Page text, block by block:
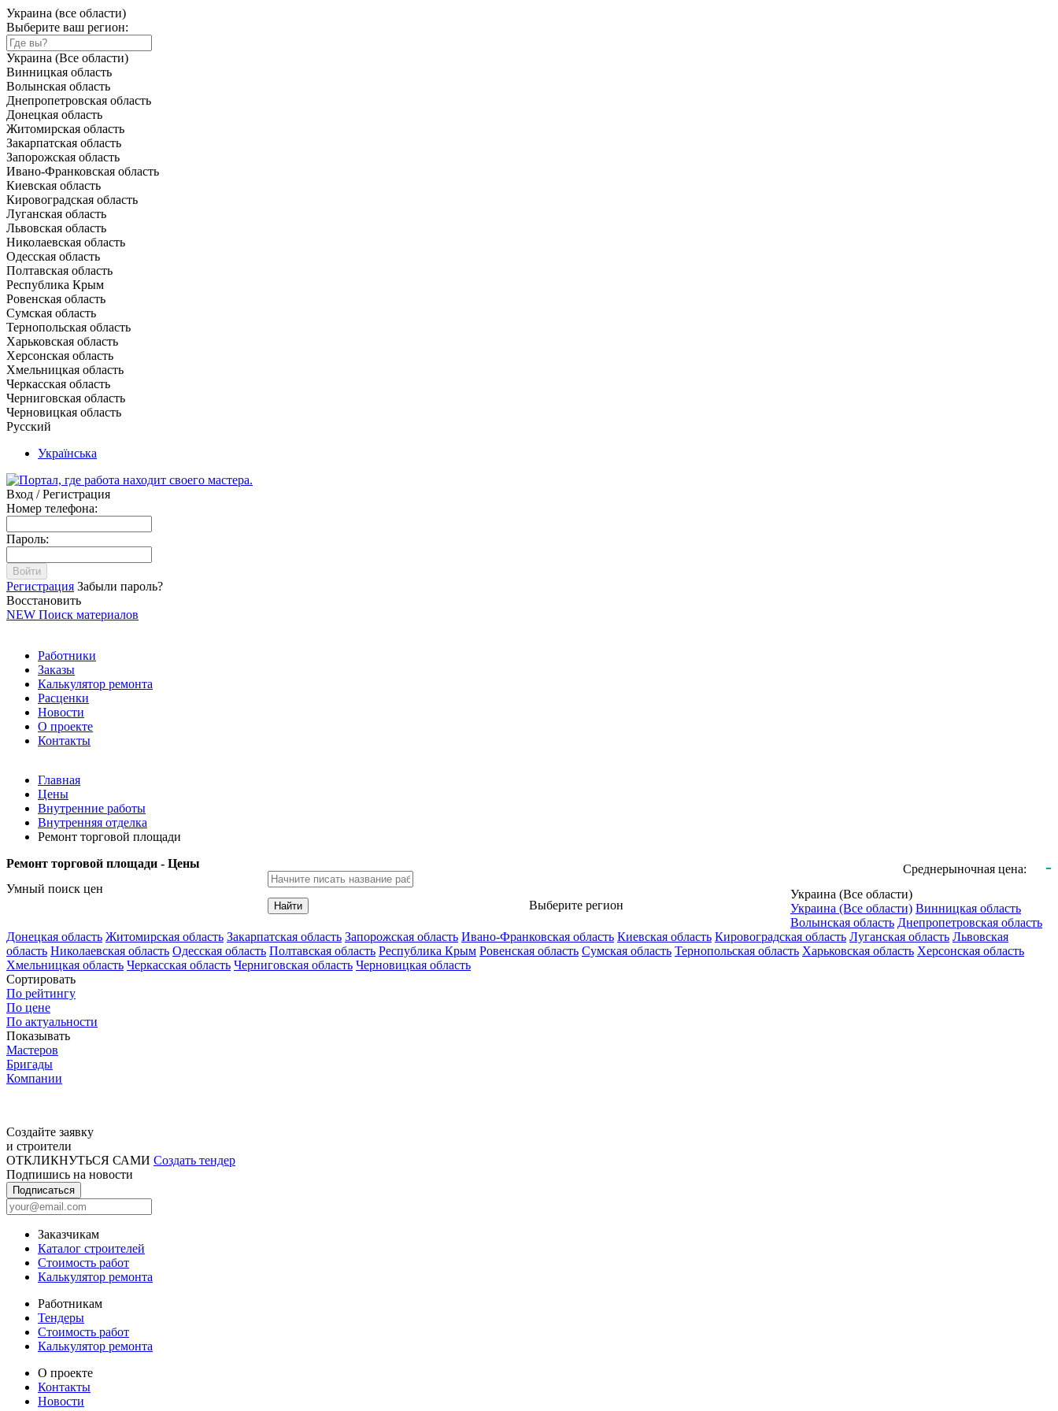
Украина (все области)
Выберите ваш регион:
Украина (Все области)
Винницкая область
Волынская область
Днепропетровская область
Донецкая область
Житомирская область
Закарпатская область
Запорожская область
Ивано-Франковская область
Киевская область
Кировоградская область
Луганская область
Львовская область
Николаевская область
Одесская область
Полтавская область
Республика Крым
Ровенская область
Сумская область
Тернопольская область
Харьковская область
Херсонская область
Хмельницкая область
Черкасская область
Черниговская область
Черновицкая область
Русский
Українська
Вход / Регистрация
Номер телефона:
Пароль:
Войти
Регистрация Забыли пароль?
Восстановить
NEW Поиск материалов
Работники
Заказы
Калькулятор ремонта
Расценки
Новости
О проекте
Контакты
Главная
Цены
Внутренние работы
Внутренняя отделка
Ремонт торговой площади
Ремонт торговой площади - Цены
Среднерыночная цена: -
Умный поиск цен
Найти Выберите регион
Украина (Все области)
Украина (Все области) Винницкая область
Волынская область Днепропетровская область
Донецкая область Житомирская область Закарпатская область Запорожская область Ивано-Франковская область Киевская область Кировоградская область Луганская область Львовская
область Николаевская область Одесская область Полтавская область Республика Крым Ровенская область Сумская область Тернопольская область Харьковская область Херсонская область
Хмельницкая область Черкасская область Черниговская область Черновицкая область
Сортировать
По рейтингу
По цене
По актуальности
Показывать
Мастеров
Бригады
Компании
Создайте заявку
и строители
ОТКЛИКНУТЬСЯ САМИ Создать тендер
Подпишись на новости
Подписаться
Заказчикам
Каталог строителей
Стоимость работ
Калькулятор ремонта
Работникам
Тендеры
Стоимость работ
Калькулятор ремонта
О проекте
Контакты
Новости